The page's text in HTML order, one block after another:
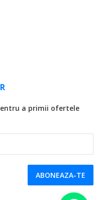
a primii ofertele
ABONEAZA-TE